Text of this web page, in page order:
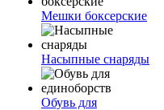
Мешки боксерские
Насыпные снаряды
Обувь для